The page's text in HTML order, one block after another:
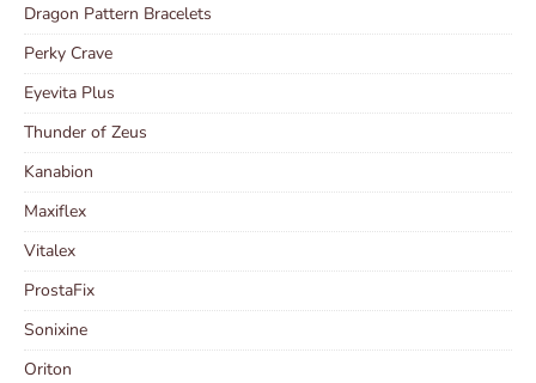
Dragon Pattern Bracelets
Perky Crave
Eyevita Plus
Thunder of Zeus
Kanabion
Maxiflex
Vitalex
ProstaFix
Sonixine
Oriton